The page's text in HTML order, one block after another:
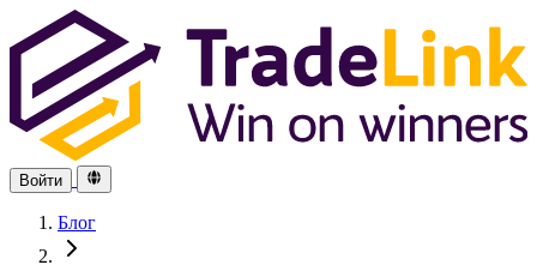
Войти
Блог